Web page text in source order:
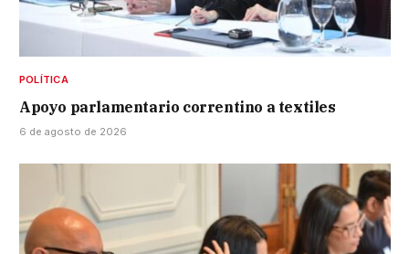
POLÍTICA
Apoyo parlamentario correntino a textiles
6 de agosto de 2026